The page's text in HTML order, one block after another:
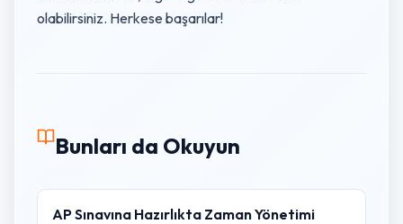
olabilirsiniz. Herkese başarılar!
Bunları da Okuyun
AP Sınavına Hazırlıkta Zaman Yönetimi